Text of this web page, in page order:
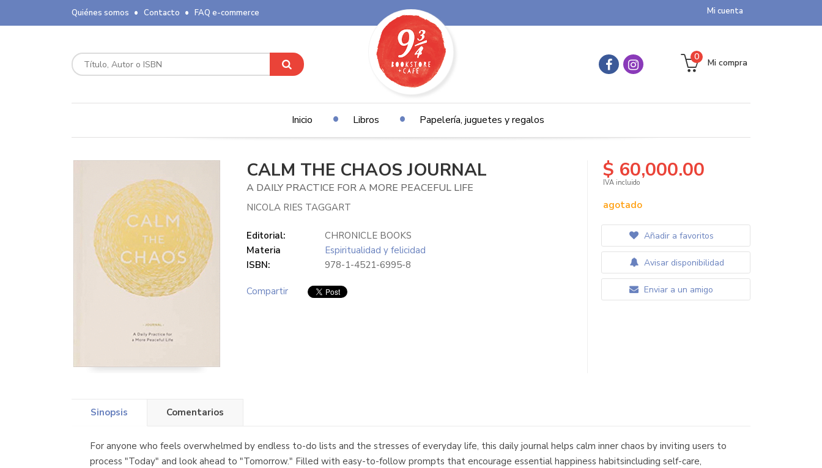
Mi cuenta
Quiénes somos Contacto FAQ e-commerce
Mi compra
0
Inicio Libros Papelería, juguetes y regalos
CALM THE CHAOS JOURNAL
A DAILY PRACTICE FOR A MORE PEACEFUL LIFE
NICOLA RIES TAGGART
Editorial:
CHRONICLE BOOKS
Materia
Espiritualidad y felicidad
ISBN:
978-1-4521-6995-8
Compartir
$ 60,000.00
IVA incluido
agotado
Añadir a favoritos
Avisar disponibilidad
Enviar a un amigo
Sinopsis Comentarios
For anyone who feels overwhelmed by endless to-do lists and the stresses of everyday life, this daily journal helps calm inner chaos by inviting users to
process "Today" and look ahead to "Tomorrow." Filled with easy-to-follow prompts that encourage essential happiness habitsincluding self-care,